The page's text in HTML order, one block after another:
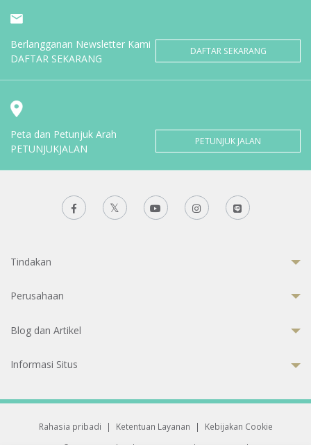
Berlangganan Newsletter Kami
DAFTAR SEKARANG
DAFTAR SEKARANG
Peta dan Petunjuk Arah
PETUNJUKJALAN
PETUNJUK JALAN
Tindakan
Perusahaan
Blog dan Artikel
Informasi Situs
Rahasia pribadi | Ketentuan Layanan |
Kebijakan Cookie